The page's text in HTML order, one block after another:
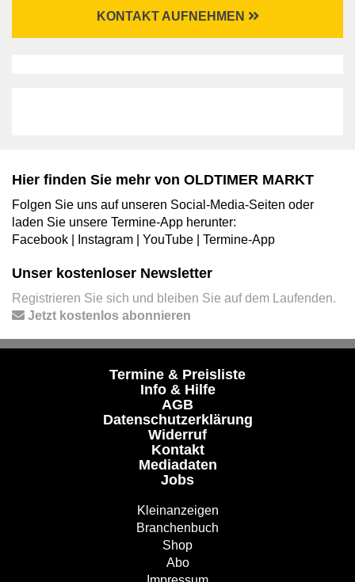
KONTAKT AUFNEHMEN
Hier finden Sie mehr von OLDTIMER MARKT
Folgen Sie uns auf unseren Social-Media-Seiten oder
laden Sie unsere Termine-App herunter:
Facebook
Instagram YouTube Termine-App
Unser kostenloser Newsletter
Registrieren Sie sich und bleiben Sie auf dem Laufenden.
Jetzt kostenlos abonnieren
Termine & Preisliste
Info & Hilfe
AGB
Datenschutzerklärung
Widerruf
Kontakt
Mediadaten
Jobs
Kleinanzeigen
Branchenbuch
Shop
Abo